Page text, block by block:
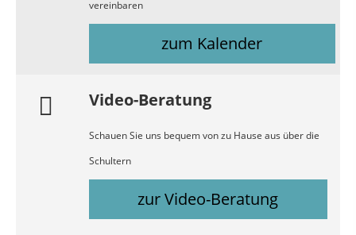
vereinbaren
zum Kalender
Video-Beratung
Schauen Sie uns bequem von zu Hause aus über die
Schultern
zur Video-Beratung